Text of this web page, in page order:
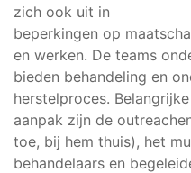
zich ook uit in
beperkingen op
en werken. De teams
bieden behandeling en
herstelproces.
aanpak zijn de
toe, bij hem thuis), het
behandelaars en